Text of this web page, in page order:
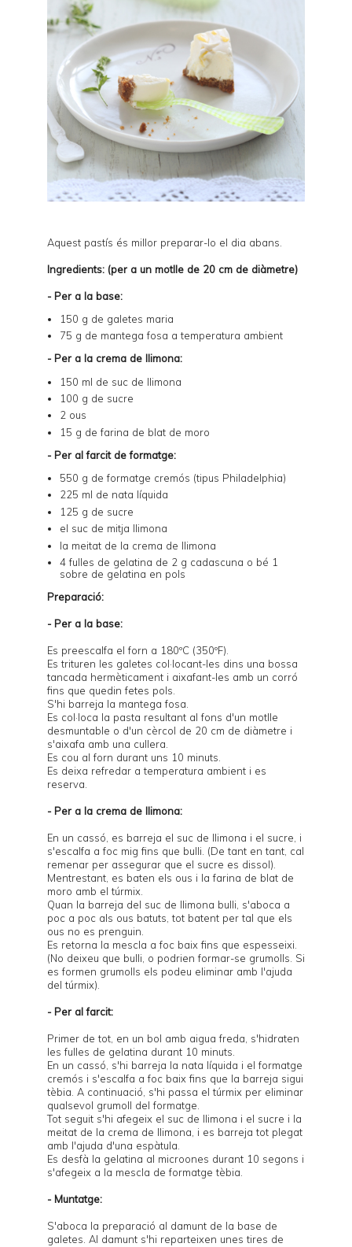
Aquest pastís és millor preparar-lo el dia abans.
Ingredients: (per a un motlle de 20 cm de diàmetre)
- Per a la base:
150 g de galetes maria
75 g de mantega fosa a temperatura ambient
- Per a la crema de llimona:
150 ml de suc de llimona
100 g de sucre
2 ous
15 g de farina de blat de moro
- Per al farcit de formatge:
550 g de formatge cremós (tipus Philadelphia)
225 ml de nata líquida
125 g de sucre
el suc de mitja llimona
la meitat de la crema de llimona
4 fulles de gelatina de 2 g cadascuna o bé 1
sobre de gelatina en pols
Preparació:
- Per a la base:
Es preescalfa el forn a 180ºC (350ºF).
Es trituren les galetes col·locant-les dins una bossa
tancada hermèticament i aixafant-les amb un corró
fins que quedin fetes pols.
S'hi barreja la mantega fosa.
Es col·loca la pasta resultant al fons d'un motlle
desmuntable o d'un cèrcol de 20 cm de diàmetre i
s'aixafa amb una cullera.
Es cou al forn durant uns 10 minuts.
Es deixa refredar a temperatura ambient i es
reserva.
- Per a la crema de llimona:
En un cassó, es barreja el suc de llimona i el sucre, i
s'escalfa a foc mig fins que bulli. (De tant en tant, cal
remenar per assegurar que el sucre es dissol).
Mentrestant, es baten els ous i la farina de blat de
moro amb el túrmix.
Quan la barreja del suc de llimona bulli, s'aboca a
poc a poc als ous batuts, tot batent per tal que els
ous no es prenguin.
Es retorna la mescla a foc baix fins que espesseixi.
(No deixeu que bulli, o podrien formar-se grumolls. Si
es formen grumolls els podeu eliminar amb l'ajuda
del túrmix).
- Per al farcit:
Primer de tot, en un bol amb aigua freda, s'hidraten
les fulles de gelatina durant 10 minuts.
En un cassó, s'hi barreja la nata líquida i el formatge
cremós i s'escalfa a foc baix fins que la barreja sigui
tèbia. A continuació, s'hi passa el túrmix per eliminar
qualsevol grumoll del formatge.
Tot seguit s'hi afegeix el suc de llimona i el sucre i la
meitat de la crema de llimona, i es barreja tot plegat
amb l'ajuda d'una espàtula.
Es desfà la gelatina al microones durant 10 segons i
s'afegeix a la mescla de formatge tèbia.
- Muntatge:
S'aboca la preparació al damunt de la base de
galetes. Al damunt s'hi reparteixen unes tires de